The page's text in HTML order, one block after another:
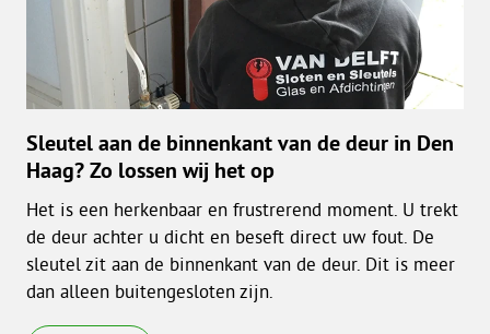
Sleutel aan de binnenkant van de deur in Den
Haag? Zo lossen wij het op
Het is een herkenbaar en frustrerend moment. U trekt
de deur achter u dicht en beseft direct uw fout. De
sleutel zit aan de binnenkant van de deur. Dit is meer
dan alleen buitengesloten zijn.